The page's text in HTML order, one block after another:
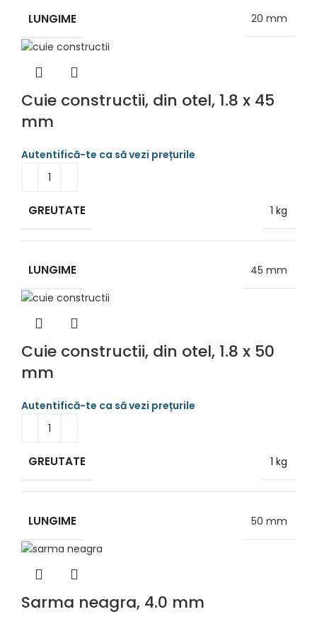
LUNGIME 20 mm
Cuie constructii, din otel, 1.8 x 45
mm
GREUTATE 1 kg
LUNGIME 45 mm
Cuie constructii, din otel, 1.8 x 50
mm
GREUTATE 1 kg
LUNGIME 50 mm
Sarma neagra, 4.0 mm